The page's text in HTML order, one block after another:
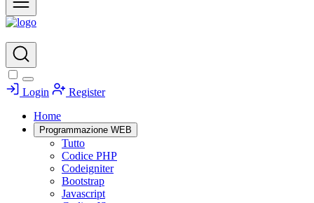
Login
Register
Home
Programmazione WEB
Tutto
Codice PHP
Codeigniter
Bootstrap
Javascript